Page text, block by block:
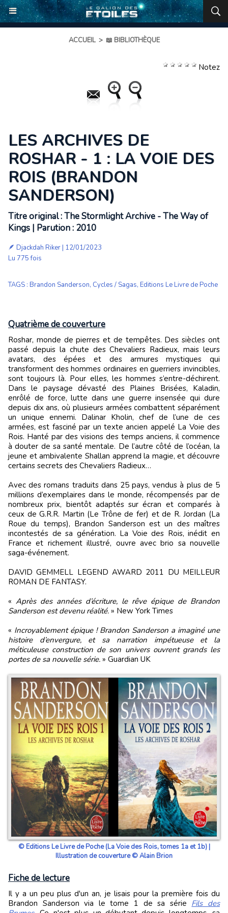
ACCUEIL > 📖 BIBLIOTHÈQUE
Notez
LES ARCHIVES DE
ROSHAR - 1 : LA VOIE DES
ROIS (BRANDON
SANDERSON)
Titre original : The Stormlight Archive - The Way of
Kings | Parution : 2010
🪶 Djackdah Riker| 12/01/2023
Lu 775 fois
TAGS : Brandon Sanderson, Cycles / Sagas, Editions Le Livre de Poche
Quatrième de couverture
Roshar, monde de pierres et de tempêtes. Des siècles ont
passé depuis la chute des Chevaliers Radieux, mais leurs
avatars, des épées et des armures mystiques qui
transforment des hommes ordinaires en guerriers invincibles,
sont toujours là. Pour elles, les hommes s’entre-déchirent.
Dans le paysage dévasté des Plaines Brisées, Kaladin,
enrôlé de force, lutte dans une guerre insensée qui dure
depuis dix ans, où plusieurs armées combattent séparément
un unique ennemi. Dalinar Kholin, chef de l’une de ces
armées, est fasciné par un texte ancien appelé La Voie des
Rois. Hanté par des visions des temps anciens, il commence
à douter de sa santé mentale. De l’autre côté de l’océan, la
jeune et ambivalente Shallan apprend la magie, et découvre
certains secrets des Chevaliers Radieux…
Avec des romans traduits dans 25 pays, vendus à plus de 5
millions d’exemplaires dans le monde, récompensés par de
nombreux prix, bientôt adaptés sur écran et comparés à
ceux de G.R.R. Martin (Le Trône de fer) et de R. Jordan (La
Roue du temps), Brandon Sanderson est un des maîtres
incontestés de sa génération. La Voie des Rois, inédit en
France et richement illustré, ouvre avec brio sa nouvelle
saga-événement.
DAVID GEMMELL LEGEND AWARD 2011 DU MEILLEUR
ROMAN DE FANTASY.
« Après des années d’écriture, le rêve épique de Brandon
Sanderson est devenu réalité. » New York Times
« Incroyablement épique ! Brandon Sanderson a imaginé une
histoire d’envergure, et sa narration impétueuse et la
méticuleuse construction de son univers ouvrent grands les
portes de sa nouvelle série. » Guardian UK
© Editions Le Livre de Poche (La Voie des Rois, tomes 1a et 1b) |
Illustration de couverture © Alain Brion
Fiche de lecture
Il y a un peu plus d'un an, je lisais pour la première fois du
Brandon Sanderson via le tome 1 de sa série Fils des